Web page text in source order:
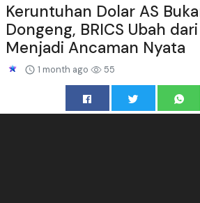
Keruntuhan Dolar AS
Dongeng, BRICS Ubah
Menjadi Ancaman Nyata
1 month ago 55